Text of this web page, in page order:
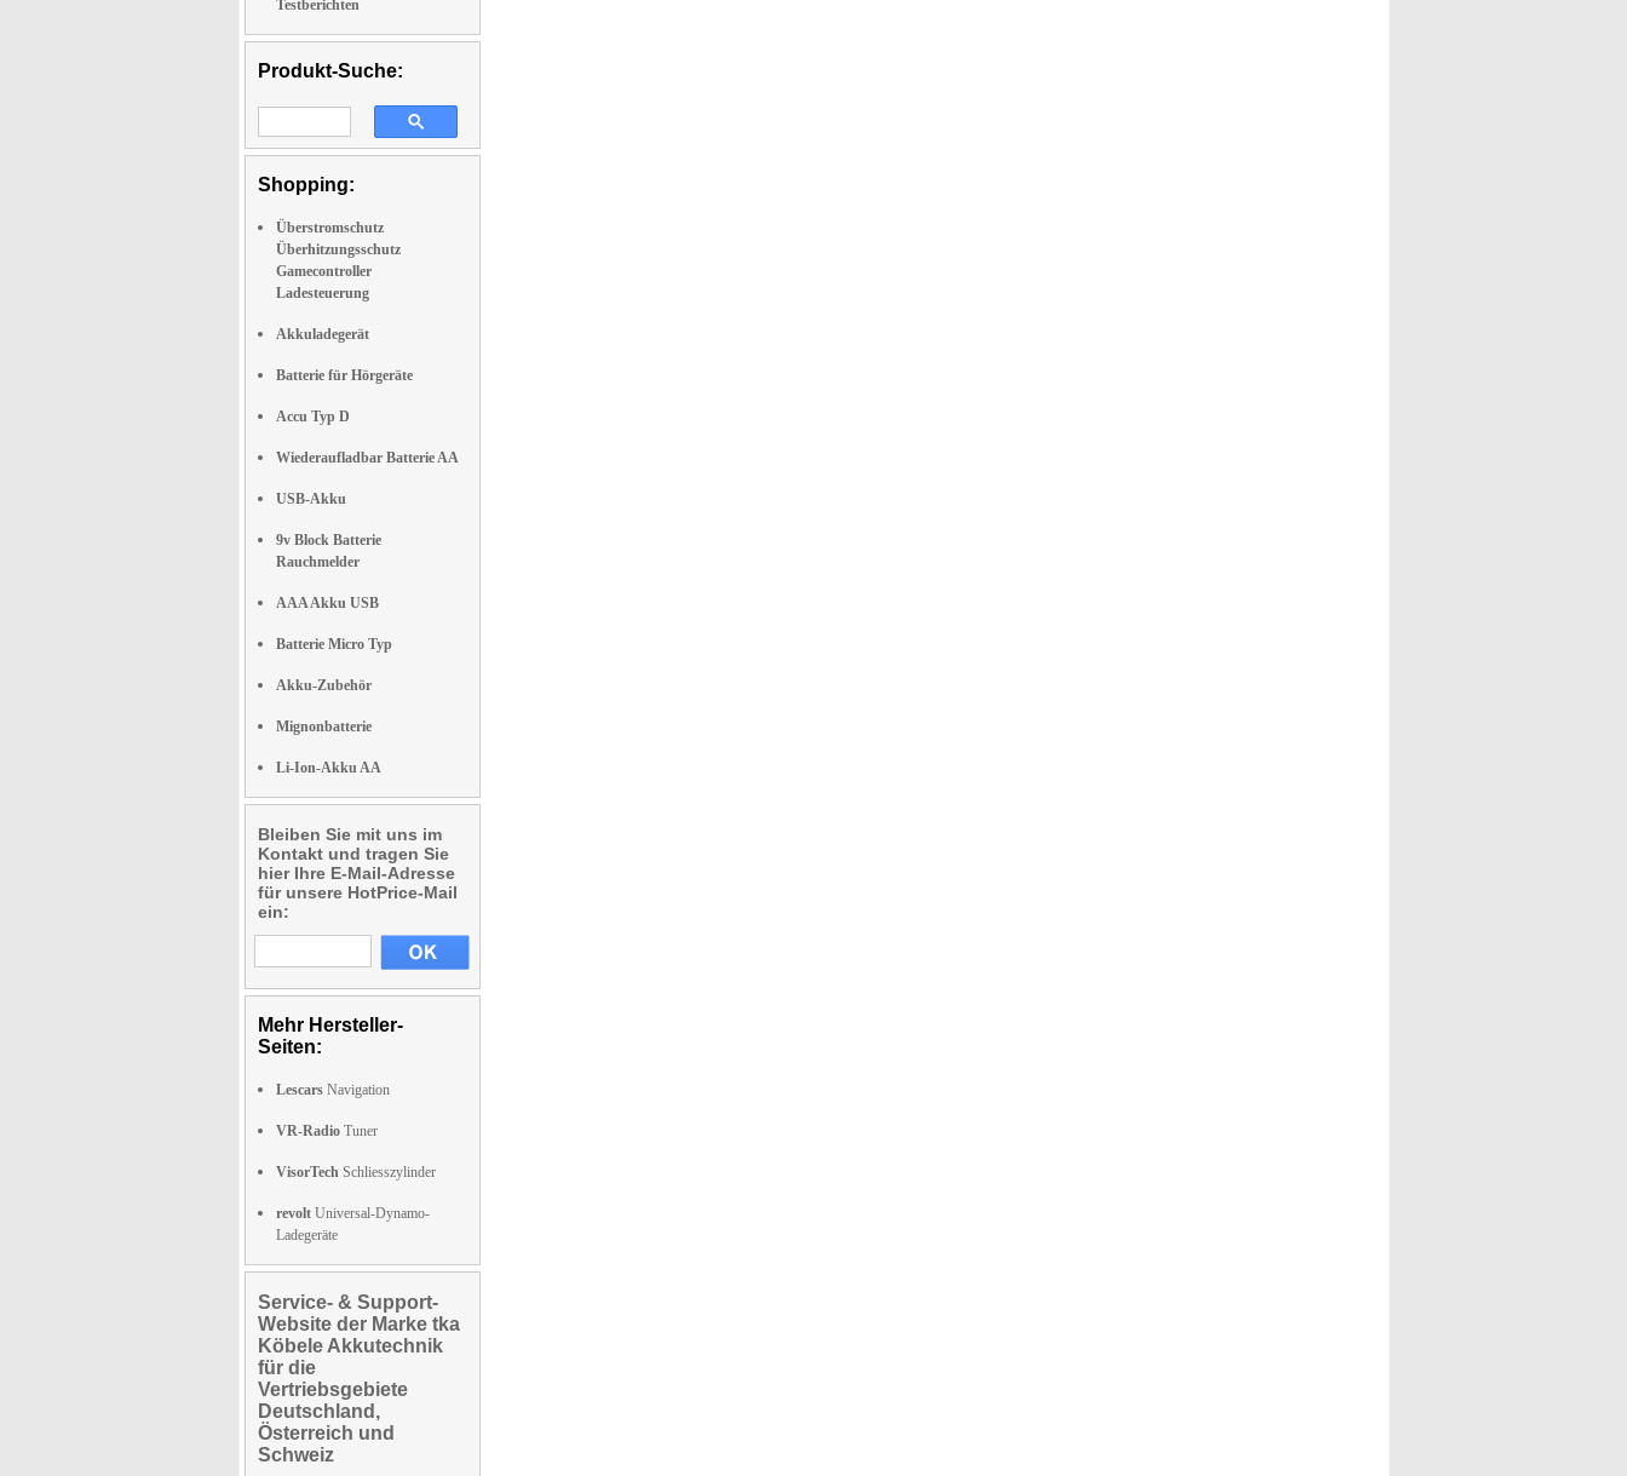
Testberichten
Produkt-Suche:
Shopping:
Überstromschutz
Überhitzungsschutz
Gamecontroller
Ladesteuerung
Akkuladegerät
Batterie für Hörgeräte
Accu Typ D
Wiederaufladbar Batterie AA
USB-Akku
9v Block Batterie
Rauchmelder
AAA Akku USB
Batterie Micro Typ
Akku-Zubehör
Mignonbatterie
Li-Ion-Akku AA
Bleiben Sie mit uns im
Kontakt und tragen Sie
hier Ihre E-Mail-Adresse
für unsere HotPrice-Mail
ein:
Mehr Hersteller-
Seiten:
Lescars Navigation
VR-Radio Tuner
VisorTech Schliesszylinder
revolt Universal-Dynamo-
Ladegeräte
Service- & Support-
Website der Marke tka
Köbele Akkutechnik
für die
Vertriebsgebiete
Deutschland,
Österreich und
Schweiz